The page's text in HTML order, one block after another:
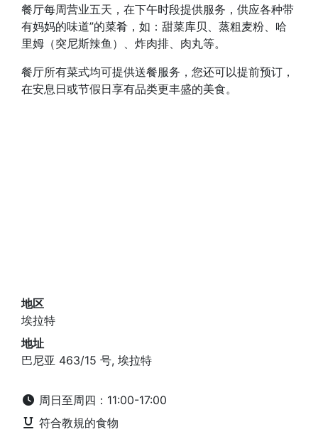
餐厅每周营业五天，在下午时段提供服务，供应各种带
有妈妈的味道”的菜肴，如：甜菜库贝、蒸粗麦粉、哈
里姆（突尼斯辣鱼）、炸肉排、肉丸等。
餐厅所有菜式均可提供送餐服务，您还可以提前预订，
在安息日或节假日享有品类更丰盛的美食。
地区
埃拉特
地址
巴尼亚 463/15 号, 埃拉特
周日至周四：11:00-17:00
符合教規的食物